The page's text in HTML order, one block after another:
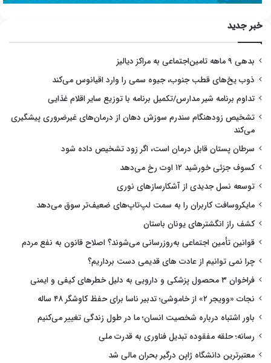
خبر جدید
بدهی ۹ ماهه تامین‌اجتماعی به مراکز دیالیز
ذوب یخ‌های قطب جنوب، جیوه سمی را وارد اقیانوس می‌کند
تداوم برنامه شیر مدارس/تکمیل برنامه با توزیع سایر اقلام غذایی
تشخیص زودهنگام سندرم سوزش دهان از درمان‌های غیرضروری پیشگیری
می‌کند
سرطان پستان قابل درمان است، اگر زود تشخیص داده شود
کسوف جزئی خورشید ۱۲ اوت رخ می‌دهد
توسعه نسل جدیدی از آشکارسازهای نوری
مایکروسافت کاربران را به سمت لپ‌تاپ‌های ضعیف‌تر سوق می‌دهد
کشف راز انگشترهای یونان باستان
قوانین تأمین اجتماعی به‌روزرسانی می‌شوند؟ اصلاح قانون به نفع مردم
چرا نمی توانیم از عادت های قدیمی دست برداریم؟
فراخوان ۳ محصول پزشکی و دارویی به دلیل خطرهای کیفی و ایمنی
نجات «وویجر ۲» از خاموشی؛ تدبیر ناسا برای حفظ کاوشگر ۴۸ ساله
باور اشتباه درباره شخصیت انسان؛ ما در طول زندگی تغییر می‌کنیم
رسانه؛ حلقه مفقوده تبدیل فناوری به قدرت ملی
معتبرترین دانشگاه ژاپن درگیر بحران مالی شد